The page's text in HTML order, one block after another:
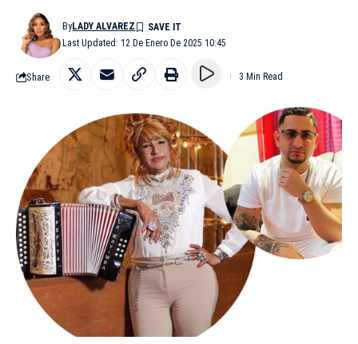
Last Updated: 12 De Enero De 2025 10:45
ByLADY ALVAREZ
Share 3 Min Read